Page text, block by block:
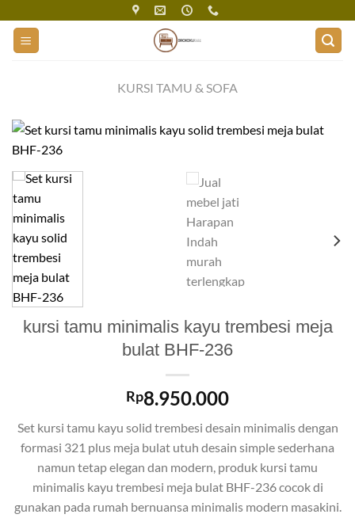
content
KURSI TAMU & SOFA
kursi tamu minimalis kayu trembesi meja
bulat BHF-236
Rp8.950.000
Set kursi tamu kayu solid trembesi desain minimalis dengan
formasi 321 plus meja bulat utuh desain simple sederhana
namun tetap elegan dan modern, produk kursi tamu
minimalis kayu trembesi meja bulat BHF-236 cocok di
gunakan pada rumah bernuansa minimalis modern masakini.